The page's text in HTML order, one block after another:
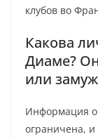
клубов во
Какова
Диаме?
или
Информация
ограничена, и